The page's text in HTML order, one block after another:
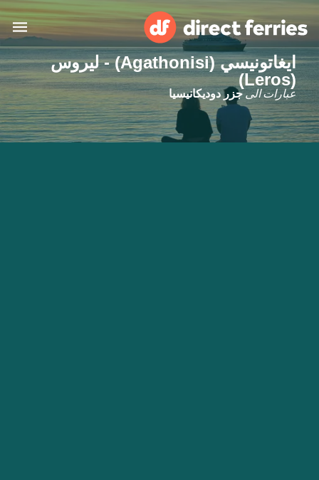
البلدان
تذاكر العبّارة
ايغاتونيسي (Agathonisi) - ليروس
(Leros)
عبارات الىجزر دوديكانيسيا